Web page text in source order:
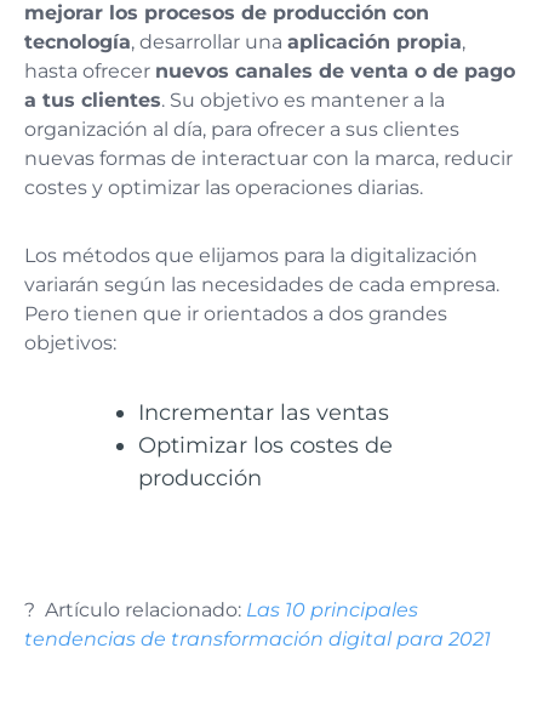
mejorar los procesos de producción con
tecnología, desarrollar una aplicación propia,
hasta ofrecer nuevos canales de venta o de pago
a tus clientes. Su objetivo es mantener a la
organización al día, para ofrecer a sus clientes
nuevas formas de interactuar con la marca, reducir
costes y optimizar las operaciones diarias.
Los métodos que elijamos para la digitalización
variarán según las necesidades de cada empresa.
Pero tienen que ir orientados a dos grandes
objetivos:
Incrementar las ventas
Optimizar los costes de
producción
? Artículo relacionado: Las 10 principales
tendencias de transformación digital para 2021